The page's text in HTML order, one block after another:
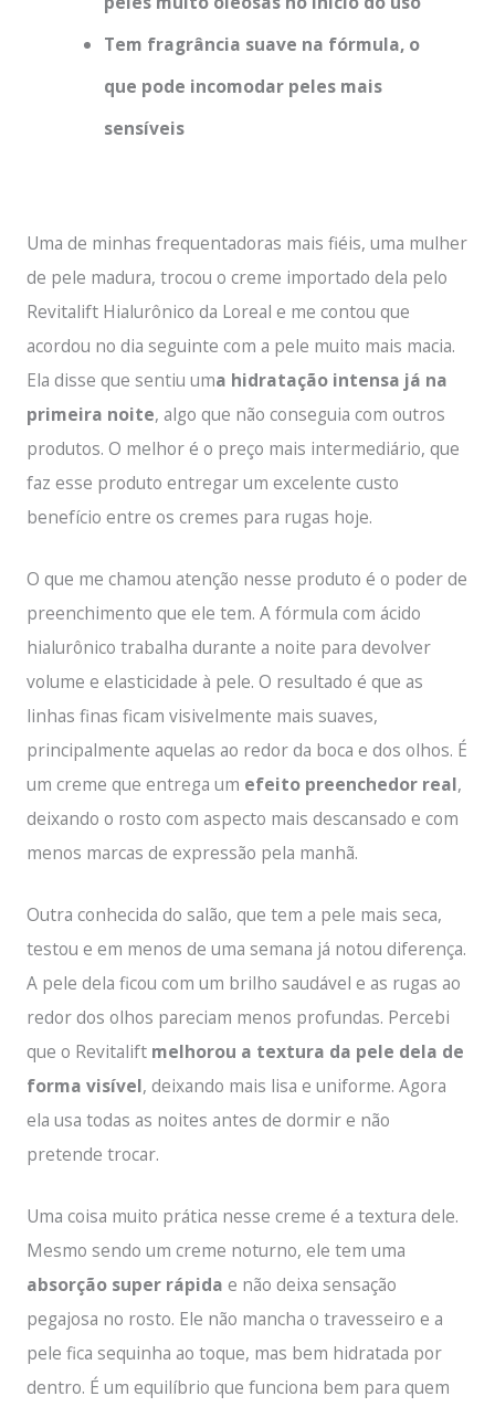
Tem fragrância suave na fórmula, o
que pode incomodar peles mais
sensíveis
Uma de minhas frequentadoras mais fiéis, uma mulher
de pele madura, trocou o creme importado dela pelo
Revitalift Hialurônico da Loreal e me contou que
acordou no dia seguinte com a pele muito mais macia.
Ela disse que sentiu uma hidratação intensa já na
primeira noite, algo que não conseguia com outros
produtos. O melhor é o preço mais intermediário, que
faz esse produto entregar um excelente custo
benefício entre os cremes para rugas hoje.
O que me chamou atenção nesse produto é o poder de
preenchimento que ele tem. A fórmula com ácido
hialurônico trabalha durante a noite para devolver
volume e elasticidade à pele. O resultado é que as
linhas finas ficam visivelmente mais suaves,
principalmente aquelas ao redor da boca e dos olhos. É
um creme que entrega um efeito preenchedor real,
deixando o rosto com aspecto mais descansado e com
menos marcas de expressão pela manhã.
Outra conhecida do salão, que tem a pele mais seca,
testou e em menos de uma semana já notou diferença.
A pele dela ficou com um brilho saudável e as rugas ao
redor dos olhos pareciam menos profundas. Percebi
que o Revitalift melhorou a textura da pele dela de
forma visível, deixando mais lisa e uniforme. Agora
ela usa todas as noites antes de dormir e não
pretende trocar.
Uma coisa muito prática nesse creme é a textura dele.
Mesmo sendo um creme noturno, ele tem uma
absorção super rápida e não deixa sensação
pegajosa no rosto. Ele não mancha o travesseiro e a
pele fica sequinha ao toque, mas bem hidratada por
dentro. É um equilíbrio que funciona bem para quem